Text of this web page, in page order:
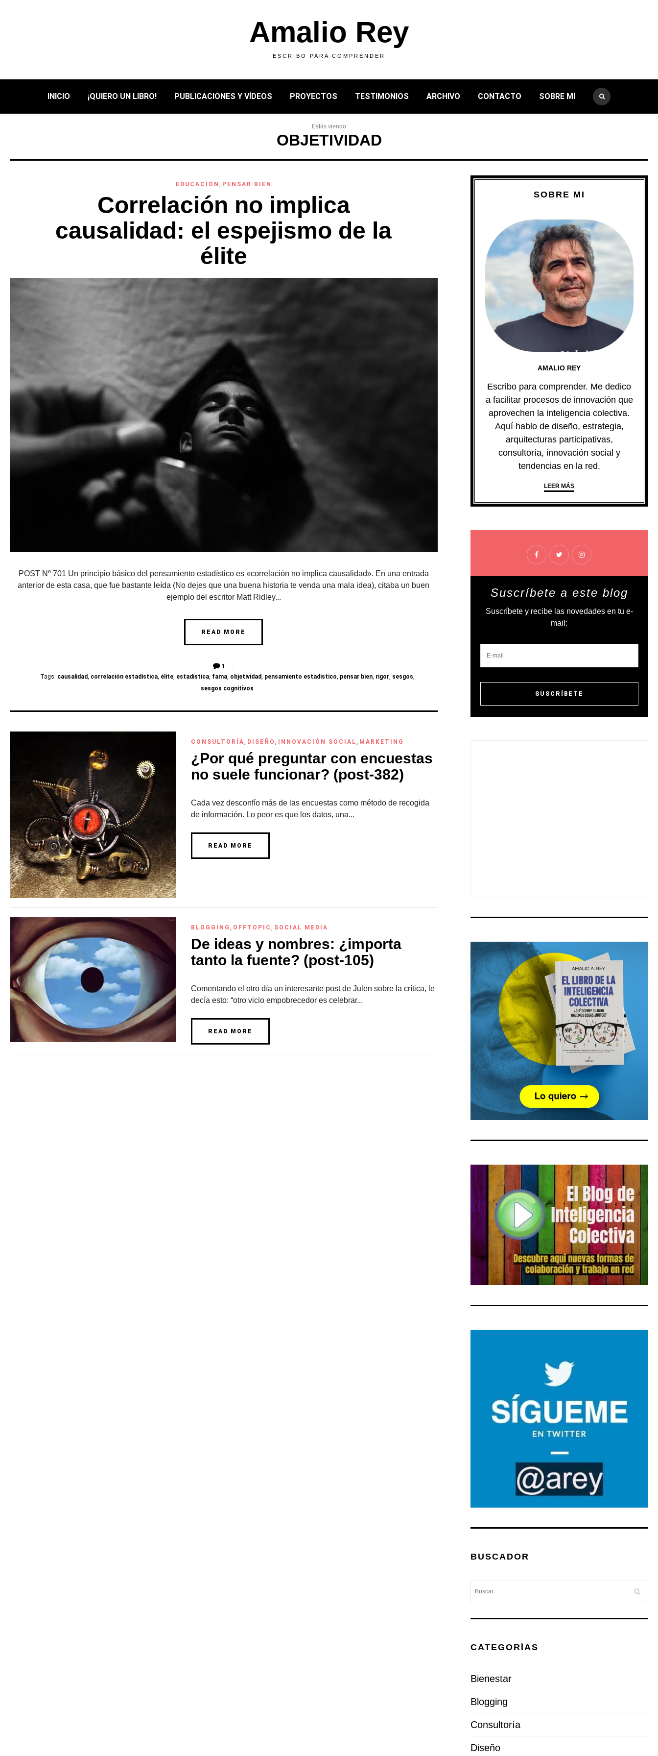
Amalio Rey
ESCRIBO PARA COMPRENDER
INICIO ¡QUIERO UN LIBRO! PUBLICACIONES Y VÍDEOS PROYECTOS TESTIMONIOS ARCHIVO CONTACTO SOBRE MI
Estás viendo
OBJETIVIDAD
EDUCACIÓN , PENSAR BIEN
Correlación no implica
causalidad: el espejismo de la
élite
POST Nº 701 Un principio básico del pensamiento estadístico es «correlación no implica causalidad». En una entrada
anterior de esta casa, que fue bastante leída (No dejes que una buena historia te venda una mala idea), citaba un buen
ejemplo del escritor Matt Ridley...
READ MORE
1
Tags: causalidad, correlación estadística, élite, estadística, fama, objetividad, pensamiento estadístico, pensar bien, rigor, sesgos,
sesgos cognitivos
CONSULTORÍA, DISEÑO , INNOVACIÓN SOCIAL, MARKETING
¿Por qué preguntar con encuestas
no suele funcionar? (post-382)
Cada vez desconfío más de las encuestas como método de recogida
de información. Lo peor es que los datos, una...
READ MORE
BLOGGING , OFFTOPIC , SOCIAL MEDIA
De ideas y nombres: ¿importa
tanto la fuente? (post-105)
Comentando el otro día un interesante post de Julen sobre la crítica, le
decía esto: “otro vicio empobrecedor es celebrar...
READ MORE
SOBRE MI
AMALIO REY
Escribo para comprender. Me dedico
a facilitar procesos de innovación que
aprovechen la inteligencia colectiva.
Aquí hablo de diseño, estrategia,
arquitecturas participativas,
consultoría, innovación social y
tendencias en la red.
LEER MÁS
Suscríbete a este blog
Suscríbete y recibe las novedades en tu e-
mail:
BUSCADOR
CATEGORÍAS
Bienestar
Blogging
Consultoría
Diseño